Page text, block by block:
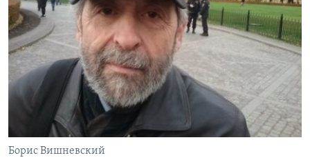
Борис Вишневский